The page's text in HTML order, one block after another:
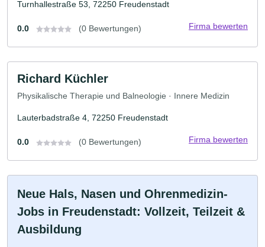
Turnhallestraße 53, 72250 Freudenstadt
0.0 (0 Bewertungen) Firma bewerten
Richard Küchler
Physikalische Therapie und Balneologie · Innere Medizin
Lauterbadstraße 4, 72250 Freudenstadt
0.0 (0 Bewertungen) Firma bewerten
Neue Hals, Nasen und Ohrenmedizin-
Jobs in Freudenstadt: Vollzeit, Teilzeit &
Ausbildung